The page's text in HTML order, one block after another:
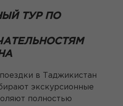
ТУР ПО
в Таджикистан
экскурсионные
полностью